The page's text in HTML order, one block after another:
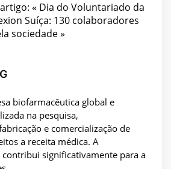
« Dia do Voluntariado da
Suíça: 130 colaboradores
sociedade »
biofarmacêutica global e
na pesquisa,
e comercialização de
a receita médica. A
contribui significativamente para a